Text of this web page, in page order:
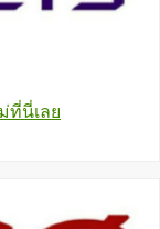
ที่นี่เลย